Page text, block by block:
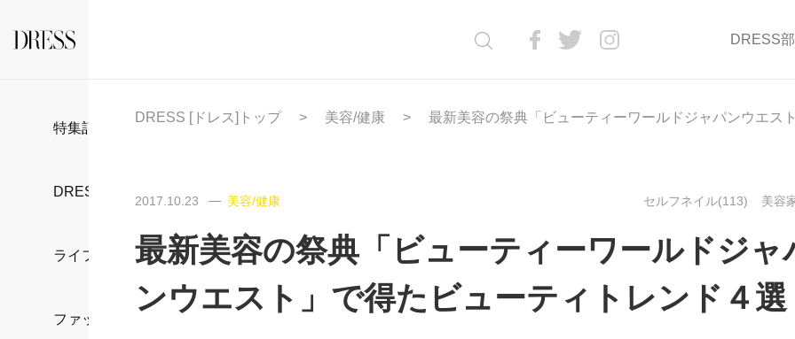
DRESS
特集記事
DRESS部活
ライフスタイル
ファッション
DRESS [ドレス]トップ 美容/健康 最新美容の祭典「ビューティーワールドジャパンウエス
2017.10.23 美容/健康 セルフネイル(113) 美容
最新美容の祭典「ビューティーワールドジャ
ンウエスト」で得たビューティトレンド４選